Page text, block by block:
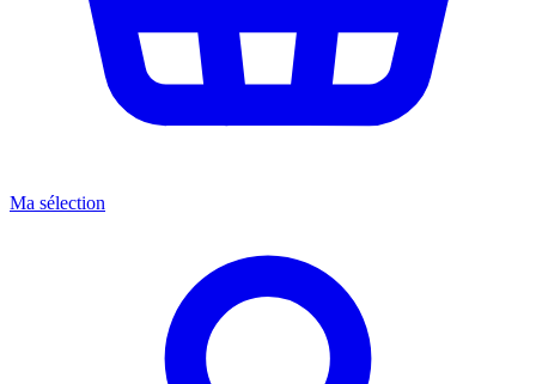
Ma sélection